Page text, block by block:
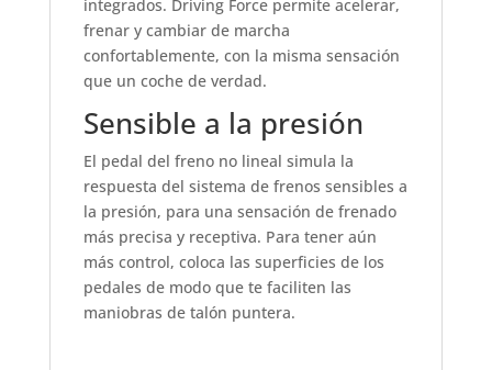
integrados. Driving Force permite acelerar,
frenar y cambiar de marcha
confortablemente, con la misma sensación
que un coche de verdad.
Sensible a la presión
El pedal del freno no lineal simula la
respuesta del sistema de frenos sensibles a
la presión, para una sensación de frenado
más precisa y receptiva. Para tener aún
más control, coloca las superficies de los
pedales de modo que te faciliten las
maniobras de talón puntera.